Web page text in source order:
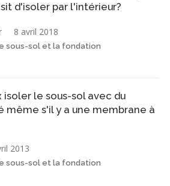
d'isoler par l'intérieur?
8 avril 2018
sous-sol et la fondation
isoler le sous-sol avec du
même s'il y a une membrane à
2013
sous-sol et la fondation